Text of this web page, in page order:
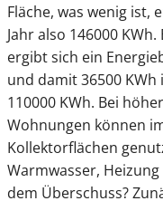
Fläche, was wenig ist,
Jahr also 146000
ergibt sich ein
und damit 36500 KWh
110000 KWh. Bei
Wohnungen können
Kollektorflächen
Warmwasser,
dem Überschuss?